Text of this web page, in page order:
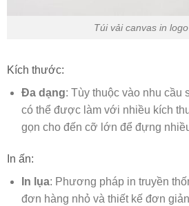
Túi vải canvas in
Kích thước:
Đa dạng: Tùy thuộc vào nhu cầu
có thể được làm với nhiều kích
gọn cho đến cỡ lớn để đựng
In ấn:
In lụa: Phương pháp in truyền
đơn hàng nhỏ và thiết kế đơn